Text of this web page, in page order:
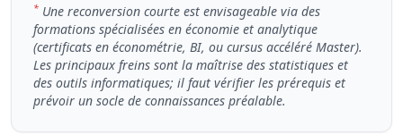
* Une reconversion courte est envisageable via des
formations spécialisées en économie et analytique
(certificats en économétrie, BI, ou cursus accéléré Master).
Les principaux freins sont la maîtrise des statistiques et
des outils informatiques; il faut vérifier les prérequis et
prévoir un socle de connaissances préalable.